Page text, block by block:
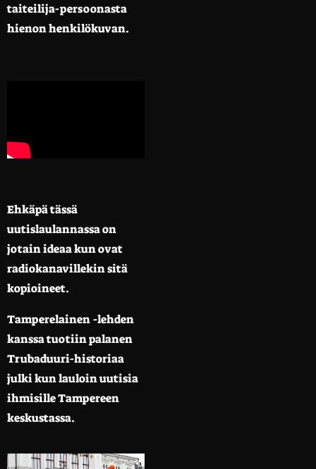
taiteilija-persoonasta
hienon henkilökuvan.
Ehkäpä tässä
uutislaulannassa on
jotain ideaa kun ovat
radiokanavillekin sitä
kopioineet.
Tamperelainen -lehden
kanssa tuotiin palanen
Trubaduuri-historiaa
julki kun lauloin uutisia
ihmisille Tampereen
keskustassa.